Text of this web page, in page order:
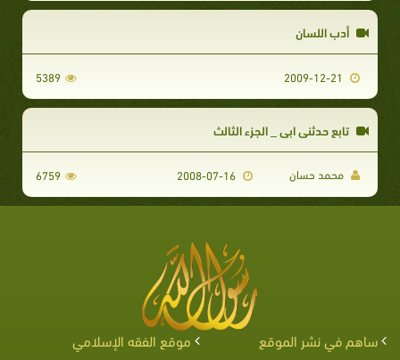
أدب اللسان
5389
تابع حدثني ابي _ الجزء الثالث
محمد حسان 6759
ساهم في نشر الموقع
موقع الفقه الإسلامي